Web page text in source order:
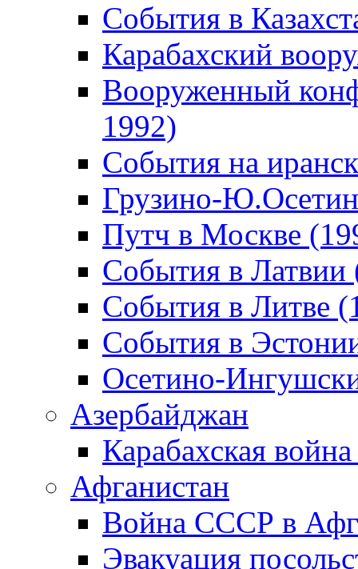
События в
Карабахский
Вооруженный
1992)
События на
Грузино-
Путч в Москве
События в Латвии
События в Литве
События в
Осетино-
Азербайджан
Карабахская
Афганистан
Война СССР в
Эвакуация